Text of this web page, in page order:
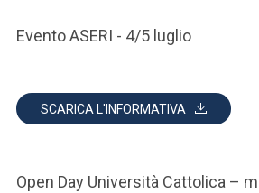
Evento ASERI - 4/5 luglio
SCARICA L'INFORMATIVA
Open Day Università Cattolica –